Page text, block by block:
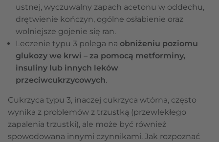
ustnej, wyczuwalny zapach acetonu w oddechu,
drętwienie kończyn, ogólne osłabienie oraz
wolniejsze gojenie się ran.
Leczenie typu 3 polega na obniżeniu poziomu
glukozy we krwi – za pomocą metforminy,
insuliny lub innych leków
przeciwcukrzycowych.
Cukrzyca typu 3, inaczej cukrzyca wtórna, często
wynika z problemów z trzustką (przewlekłego
zapalenia trzustki), ale może być również
spowodowana innymi czynnikami. Jak rozpoznać